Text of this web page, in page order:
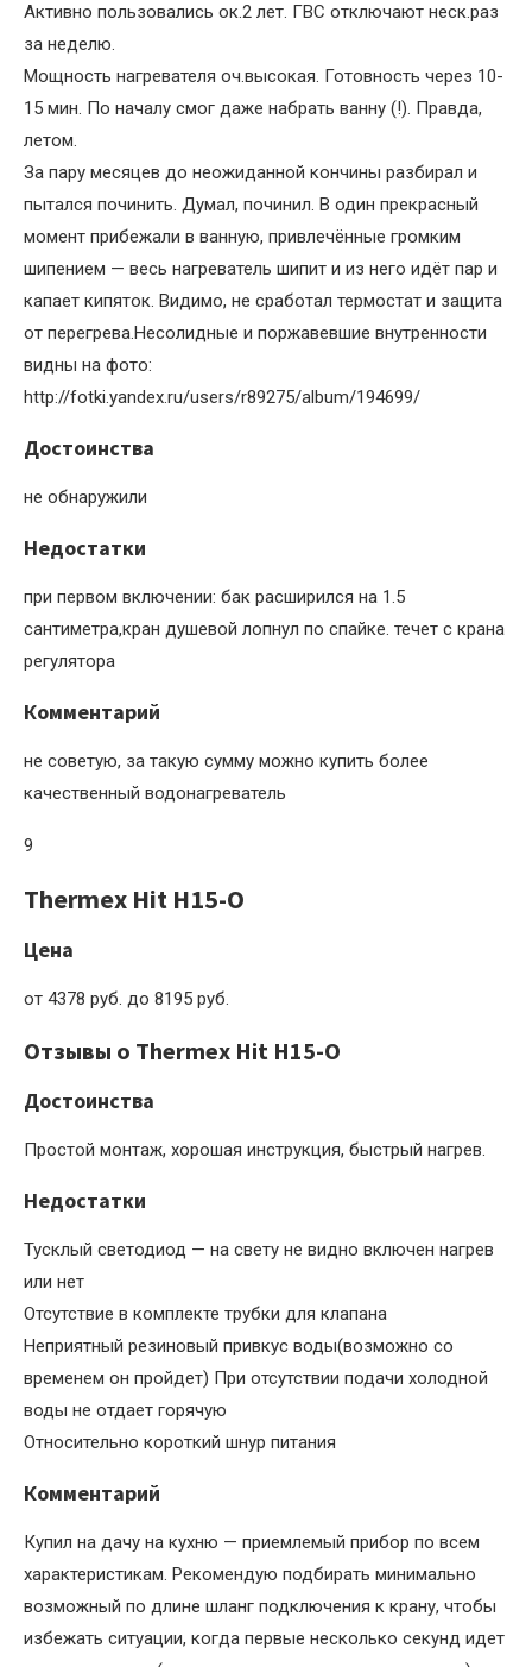
Активно пользовались ок.2 лет. ГВС отключают неск.раз
за неделю.
Мощность нагревателя оч.высокая. Готовность через 10-
15 мин. По началу смог даже набрать ванну (!). Правда,
летом.
За пару месяцев до неожиданной кончины разбирал и
пытался починить. Думал, починил. В один прекрасный
момент прибежали в ванную, привлечённые громким
шипением — весь нагреватель шипит и из него идёт пар и
капает кипяток. Видимо, не сработал термостат и защита
от перегрева.Несолидные и поржавевшие внутренности
видны на фото:
http://fotki.yandex.ru/users/r89275/album/194699/
Достоинства
не обнаружили
Недостатки
при первом включении: бак расширился на 1.5
сантиметра,кран душевой лопнул по спайке. течет с крана
регулятора
Комментарий
не советую, за такую сумму можно купить более
качественный водонагреватель
9
Thermex Hit H15-O
Цена
от 4378 руб. до 8195 руб.
Отзывы о Thermex Hit H15-O
Достоинства
Простой монтаж, хорошая инструкция, быстрый нагрев.
Недостатки
Тусклый светодиод — на свету не видно включен нагрев
или нет
Отсутствие в комплекте трубки для клапана
Неприятный резиновый привкус воды(возможно со
временем он пройдет) При отсутствии подачи холодной
воды не отдает горячую
Относительно короткий шнур питания
Комментарий
Купил на дачу на кухню — приемлемый прибор по всем
характеристикам. Рекомендую подбирать минимально
возможный по длине шланг подключения к крану, чтобы
избежать ситуации, когда первые несколько секунд идет